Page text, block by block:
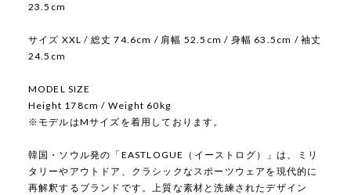
23.5cm
サイズ XXL / 総丈 74.6cm / 肩幅 52.5cm / 身幅 63.5cm / 袖丈
24.5cm
MODEL SIZE
Height 178cm / Weight 60kg
※モデルはMサイズを着用しております。
韓国・ソウル発の「EASTLOGUE（イーストログ）」は、ミリ
タリーやアウトドア、クラシックなスポーツウェアを現代的に
再解釈するブランドです。上質な素材と洗練されたデザイン